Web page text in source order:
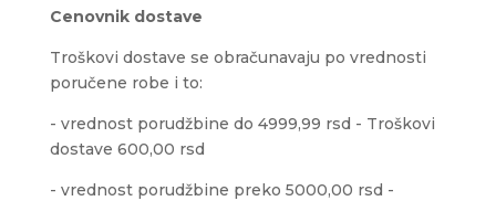
Cenovnik dostave
Troškovi dostave se obračunavaju po vrednosti
poručene robe i to:
- vrednost porudžbine do 4999,99 rsd - Troškovi
dostave 600,00 rsd
- vrednost porudžbine preko 5000,00 rsd -